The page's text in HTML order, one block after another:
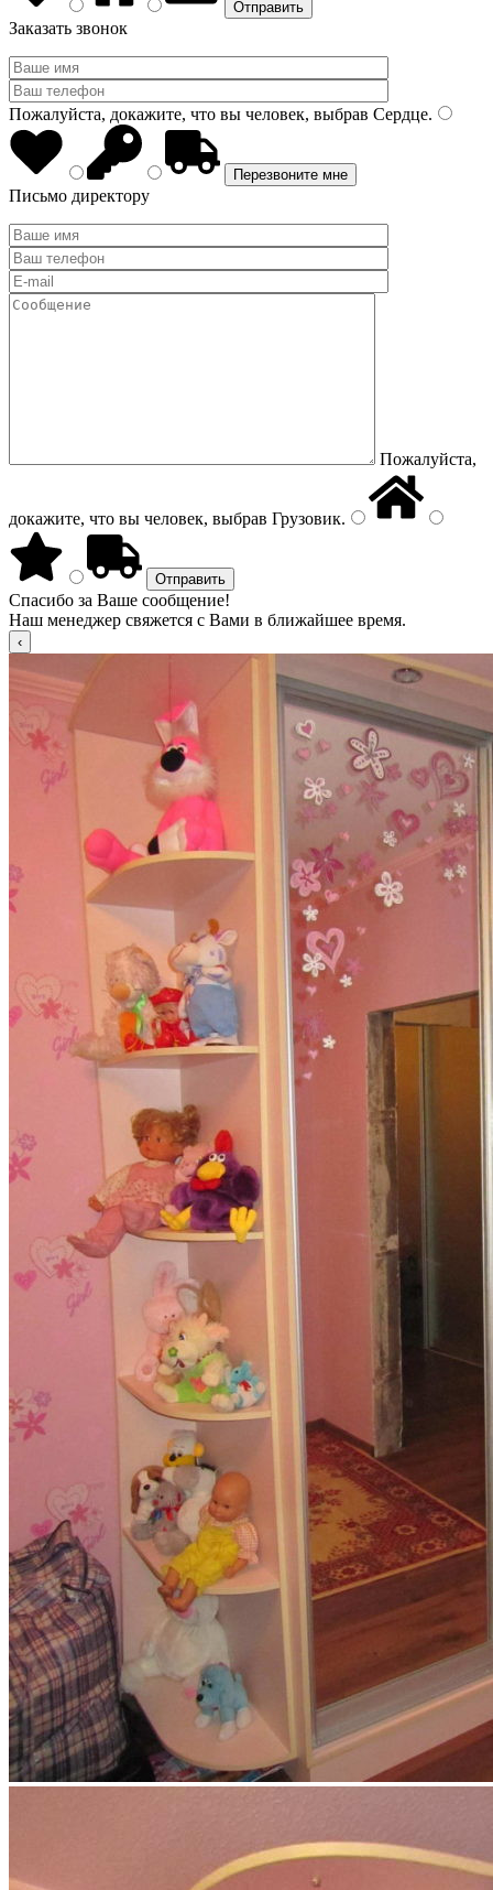
Заказать звонок
Пожалуйста, докажите, что вы человек, выбрав Сердце.
Письмо директору
Пожалуйста,
докажите, что вы человек, выбрав Грузовик.
Спасибо за Ваше сообщение!
Наш менеджер свяжется с Вами в ближайшее время.